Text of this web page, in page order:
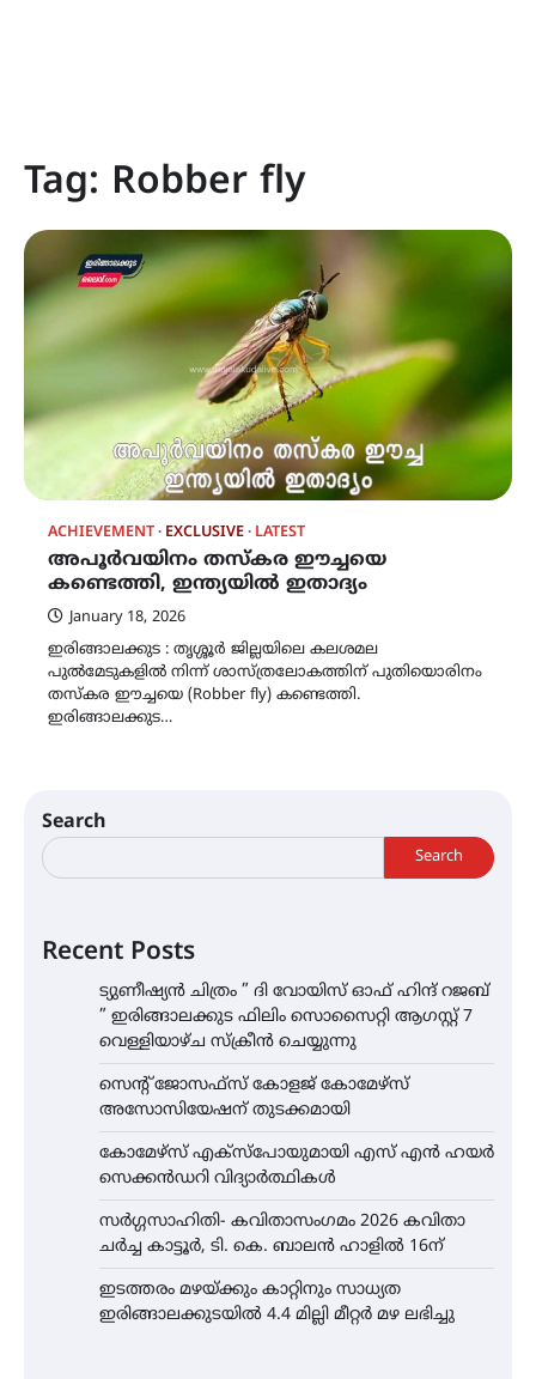
Tag: Robber fly
ACHIEVEMENT EXCLUSIVE LATEST
അപൂർവയിനം തസ്കര ഈച്ചയെ
കണ്ടെത്തി, ഇന്ത്യയിൽ ഇതാദ്യം
January 18, 2026
ഇരിങ്ങാലക്കുട : തൃശ്ശൂർ ജില്ലയിലെ കലശമല
പുൽമേടുകളിൽ നിന്ന് ശാസ്ത്രലോകത്തിന് പുതിയൊരിനം
തസ്കര ഈച്ചയെ (Robber fly) കണ്ടെത്തി.
ഇരിങ്ങാലക്കുട…
Search
Search
Recent Posts
ട്യുണീഷ്യൻ ചിത്രം ” ദി വോയിസ് ഓഫ് ഹിന്ദ് റജബ്
” ഇരിങ്ങാലക്കുട ഫിലിം സൊസൈറ്റി ആഗസ്റ്റ് 7
വെള്ളിയാഴ്ച സ്‌ക്രീൻ ചെയ്യുന്നു
സെന്റ് ജോസഫ്സ് കോളജ് കോമേഴ്‌സ്
അസോസിയേഷന് തുടക്കമായി
കോമേഴ്സ് എക്സ്പോയുമായി എസ് എൻ ഹയർ
സെക്കൻഡറി വിദ്യാർത്ഥികൾ
സർഗ്ഗസാഹിതി- കവിതാസംഗമം 2026 കവിതാ
ചർച്ച കാട്ടൂർ, ടി. കെ. ബാലൻ ഹാളിൽ 16ന്
ഇടത്തരം മഴയ്ക്കും കാറ്റിനും സാധ്യത
ഇരിങ്ങാലക്കുടയിൽ 4.4 മില്ലി മീറ്റർ മഴ ലഭിച്ചു